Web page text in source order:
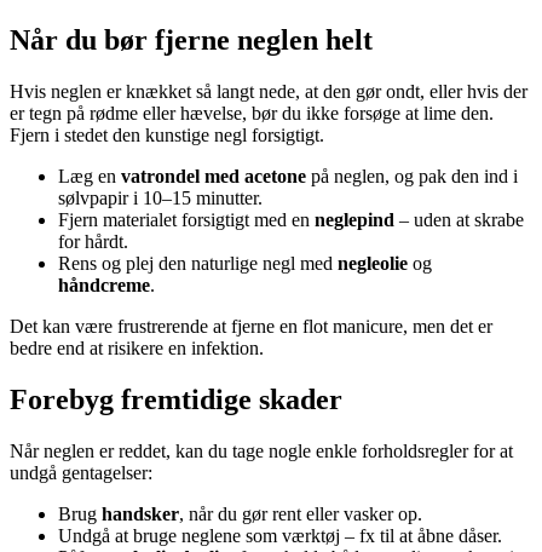
Når du bør fjerne neglen helt
Hvis neglen er knækket så langt nede, at den gør ondt, eller hvis der
er tegn på rødme eller hævelse, bør du ikke forsøge at lime den.
Fjern i stedet den kunstige negl forsigtigt.
Læg en vatrondel med acetone på neglen, og pak den ind i
sølvpapir i 10–15 minutter.
Fjern materialet forsigtigt med en neglepind – uden at skrabe
for hårdt.
Rens og plej den naturlige negl med negleolie og
håndcreme.
Det kan være frustrerende at fjerne en flot manicure, men det er
bedre end at risikere en infektion.
Forebyg fremtidige skader
Når neglen er reddet, kan du tage nogle enkle forholdsregler for at
undgå gentagelser:
Brug handsker, når du gør rent eller vasker op.
Undgå at bruge neglene som værktøj – fx til at åbne dåser.